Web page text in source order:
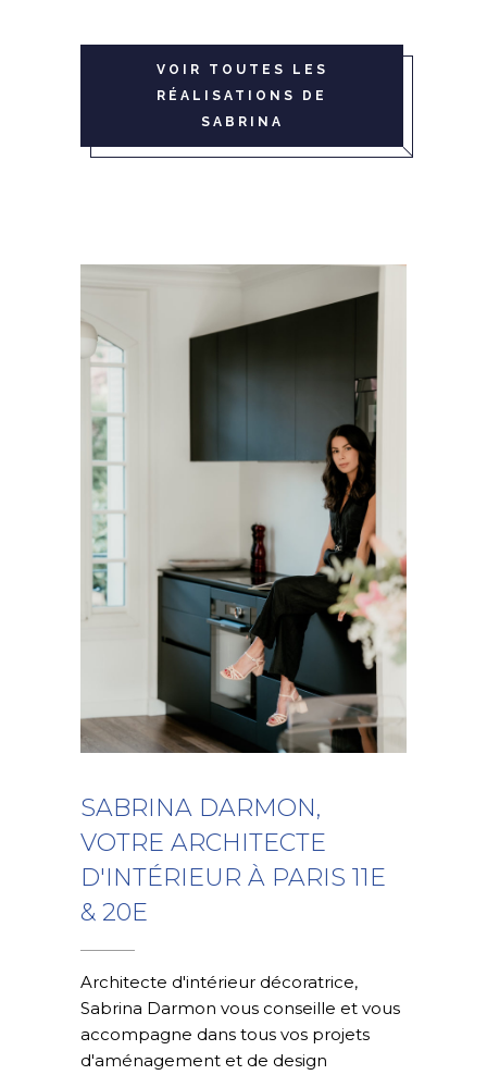
VOIR TOUTES LES
RÉALISATIONS DE
SABRINA
SABRINA DARMON,
VOTRE ARCHITECTE
D'INTÉRIEUR À PARIS 11E
& 20E
Architecte d'intérieur décoratrice,
Sabrina Darmon vous conseille et vous
accompagne dans tous vos projets
d'aménagement et de design